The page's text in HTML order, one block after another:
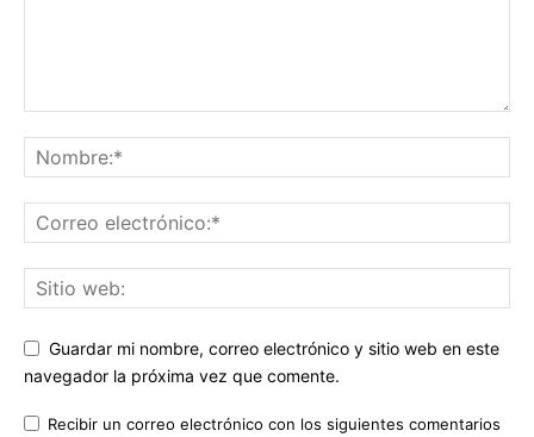
Guardar mi nombre, correo electrónico y sitio web en este
navegador la próxima vez que comente.
Recibir un correo electrónico con los siguientes comentarios